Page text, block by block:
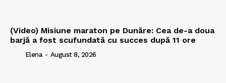
(Video) Misiune maraton pe Dunăre: Cea de-a doua
barjă a fost scufundată cu succes după 11 ore
Elena - August 8, 2026